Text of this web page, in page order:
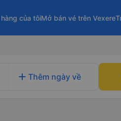
của tôiMở bán vé trên Vexere
add Thêm ngày về